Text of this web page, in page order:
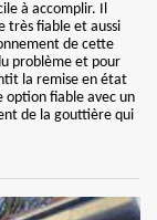
à accomplir. Il
très fiable et aussi
de cette
problème et pour
la remise en état
option fiable avec un
de la gouttière qui